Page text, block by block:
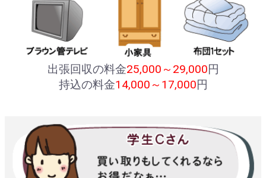
出張回収の料金25,000～29,000円
持込の料金14,000～17,000円